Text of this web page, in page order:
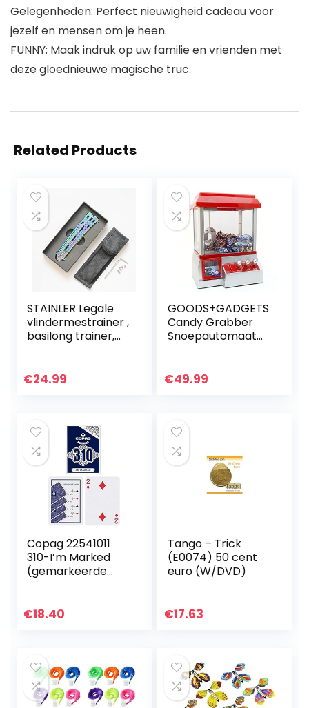
Gelegenheden: Perfect nieuwigheid cadeau voor
jezelf en mensen om je heen.
FUNNY: Maak indruk op uw familie en vrienden met
deze gloednieuwe magische truc.
Related Products
STAINLER Legale
vlindermestrainer ,
basilong trainer,
het leren van
€24.99
GOODS+GADGETS
Candy Grabber
Snoepautomaat
Grijper
€49.99
Copag 22541011
310-I’m Marked
(gemarkeerde
€18.40
Tango – Trick
(E0074) 50 cent
euro (W/DVD)
€17.63